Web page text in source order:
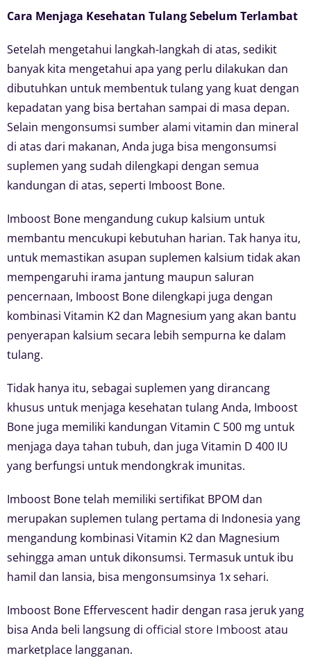
Cara Menjaga Kesehatan Tulang Sebelum Terlambat
Setelah mengetahui langkah-langkah di atas, sedikit
banyak kita mengetahui apa yang perlu dilakukan dan
dibutuhkan untuk membentuk tulang yang kuat dengan
kepadatan yang bisa bertahan sampai di masa depan.
Selain mengonsumsi sumber alami vitamin dan mineral
di atas dari makanan, Anda juga bisa mengonsumsi
suplemen yang sudah dilengkapi dengan semua
kandungan di atas, seperti Imboost Bone.
Imboost Bone mengandung cukup kalsium untuk
membantu mencukupi kebutuhan harian. Tak hanya itu,
untuk memastikan asupan suplemen kalsium tidak akan
mempengaruhi irama jantung maupun saluran
pencernaan, Imboost Bone dilengkapi juga dengan
kombinasi Vitamin K2 dan Magnesium yang akan bantu
penyerapan kalsium secara lebih sempurna ke dalam
tulang.
Tidak hanya itu, sebagai suplemen yang dirancang
khusus untuk menjaga kesehatan tulang Anda, Imboost
Bone juga memiliki kandungan Vitamin C 500 mg untuk
menjaga daya tahan tubuh, dan juga Vitamin D 400 IU
yang berfungsi untuk mendongkrak imunitas.
Imboost Bone telah memiliki sertifikat BPOM dan
merupakan suplemen tulang pertama di Indonesia yang
mengandung kombinasi Vitamin K2 dan Magnesium
sehingga aman untuk dikonsumsi. Termasuk untuk ibu
hamil dan lansia, bisa mengonsumsinya 1x sehari.
Imboost Bone Effervescent hadir dengan rasa jeruk yang
bisa Anda beli langsung di official store Imboost atau
marketplace langganan.